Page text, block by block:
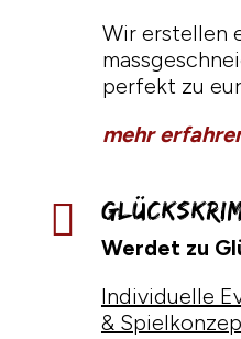
Wir erstellen
perfekt zu
mehr

Werdet zu
Individuelle
&